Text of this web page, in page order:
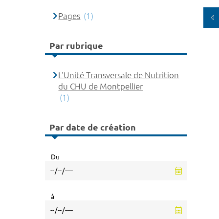
Pages (1)
Par rubrique
L'Unité Transversale de Nutrition
du CHU de Montpellier
(1)
Par date de création
Du
à